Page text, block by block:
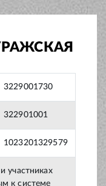
3229001730
322901001
1023201329579
участниках
к системе